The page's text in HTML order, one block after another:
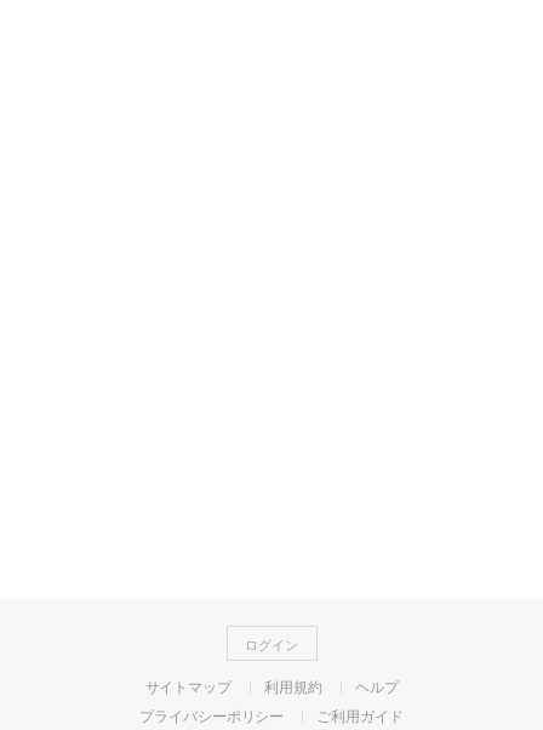
ログイン
サイトマップ 利用規約
ヘルプ
プライバシーポリシー
ご利用ガイド